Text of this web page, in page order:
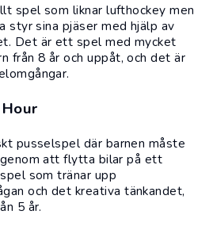
spel som liknar lufthockey men
styr sina pjäser med hjälp av
Det är ett spel med mycket
från 8 år och uppåt, och det är
pusselspel där barnen måste
att flytta bilar på ett
som tränar upp
och det kreativa tänkandet,
5 år.